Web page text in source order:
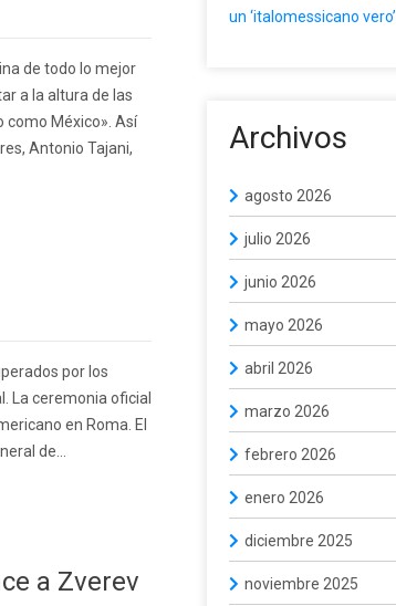
de todo lo mejor
a la altura de las
como México». Así
Antonio Tajani,
por los
La ceremonia oficial
en Roma. El
de...
a Zverev
un ‘italomessicano vero’
Archivos
agosto 2026
julio 2026
junio 2026
mayo 2026
abril 2026
marzo 2026
febrero 2026
enero 2026
diciembre 2025
noviembre 2025